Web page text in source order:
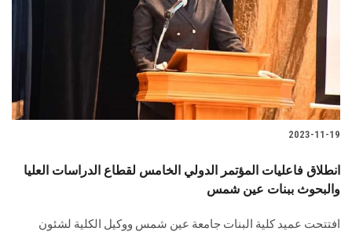
2023-11-19
انطلاق فاعليات المؤتمر الدولي الخامس لقطاع الدراسات العليا
والبحوث ببنات عين شمس
افتتحت عميد كلية البنات جامعة عين شمس ووكيل الكلية لشئون